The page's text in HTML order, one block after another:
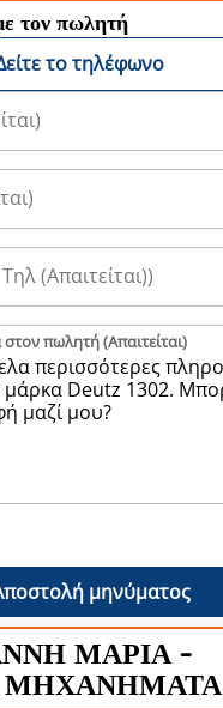
τον πωλητή
το τηλέφωνο
πωλητή (Aπαιτείται)
μηνύματος
ΜΑΡΙΑ -
ΜΗΧΑΝΗΜΑΤΑ